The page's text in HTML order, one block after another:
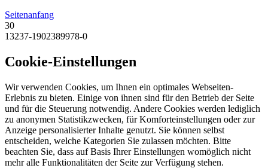
Seitenanfang
30
13237-1902389978-0
Cookie-Einstellungen
Wir verwenden Cookies, um Ihnen ein optimales Webseiten-
Erlebnis zu bieten. Einige von ihnen sind für den Betrieb der Seite
und für die Steuerung notwendig. Andere Cookies werden lediglich
zu anonymen Statistikzwecken, für Komforteinstellungen oder zur
Anzeige personalisierter Inhalte genutzt. Sie können selbst
entscheiden, welche Kategorien Sie zulassen möchten. Bitte
beachten Sie, dass auf Basis Ihrer Einstellungen womöglich nicht
mehr alle Funktionalitäten der Seite zur Verfügung stehen.